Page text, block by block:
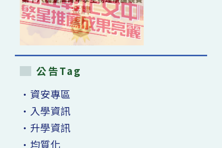
公告Tag
•資安專區
•入學資訊
•升學資訊
•均質化